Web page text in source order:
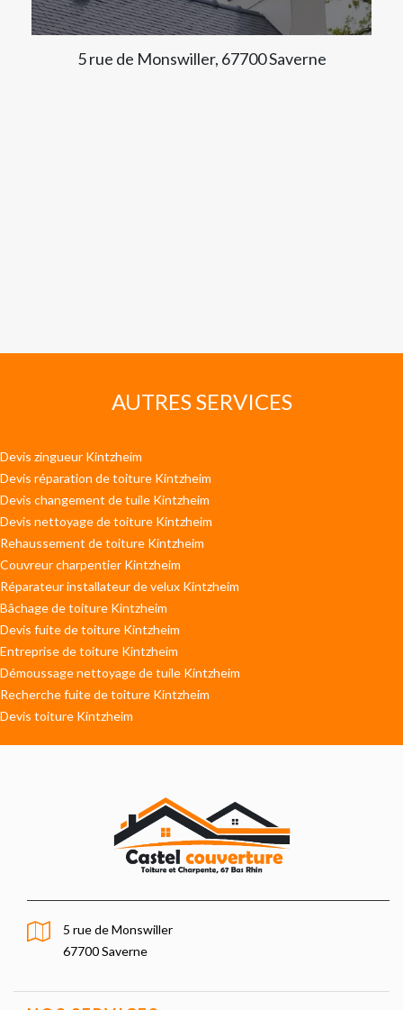
5 rue de Monswiller, 67700 Saverne
AUTRES SERVICES
Devis zingueur Kintzheim
Devis réparation de toiture Kintzheim
Devis changement de tuile Kintzheim
Devis nettoyage de toiture Kintzheim
Rehaussement de toiture Kintzheim
Couvreur charpentier Kintzheim
Réparateur installateur de velux Kintzheim
Bâchage de toiture Kintzheim
Devis fuite de toiture Kintzheim
Entreprise de toiture Kintzheim
Démoussage nettoyage de tuile Kintzheim
Recherche fuite de toiture Kintzheim
Devis toiture Kintzheim
5 rue de Monswiller
67700 Saverne